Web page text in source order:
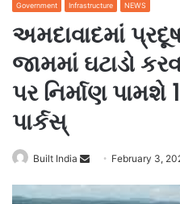
Government Infrastructure NEWS
અમદાવાદમાં
જામમાં ઘટાડો
પર નિર્માણ
પાર્કસ્
Built India
Send
email
February 3,